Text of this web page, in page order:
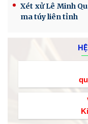
Xét xử Lê Minh
ma túy liên tỉnh